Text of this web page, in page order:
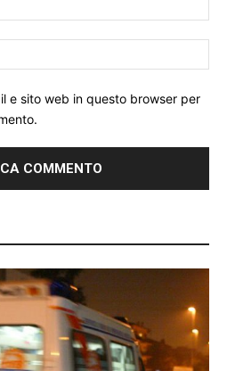
e sito web in questo browser per